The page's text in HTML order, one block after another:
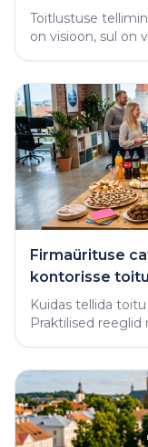
Toitlustuse
on visioon, sul on
Firmaürituse
kontorisse
Kuidas tellida
Praktilised reeglid